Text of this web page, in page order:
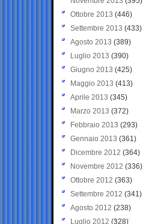
Ottobre 2013 (446)
Settembre 2013 (433)
Agosto 2013 (389)
Luglio 2013 (390)
Giugno 2013 (425)
Maggio 2013 (413)
Aprile 2013 (345)
Marzo 2013 (372)
Febbraio 2013 (293)
Gennaio 2013 (361)
Dicembre 2012 (364)
Novembre 2012 (336)
Ottobre 2012 (363)
Settembre 2012 (341)
Agosto 2012 (238)
Luglio 2012 (328)